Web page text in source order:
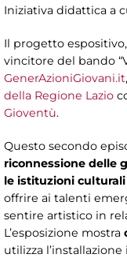
Iniziativa didattica a
Il progetto
vincitore del bando
GenerAzioniGiovani.it
della Regione Lazio
Gioventù.
Questo secondo
riconnessione delle
le istituzioni
offrire ai talenti
sentire artistico in
L’esposizione mostra
utilizza